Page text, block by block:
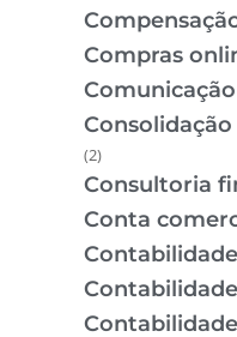
Compras
Comunicação
(2)
Consultoria
Conta
Contabilidade